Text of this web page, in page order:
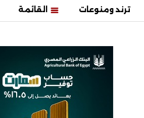
ترند ومنوعات القائمة